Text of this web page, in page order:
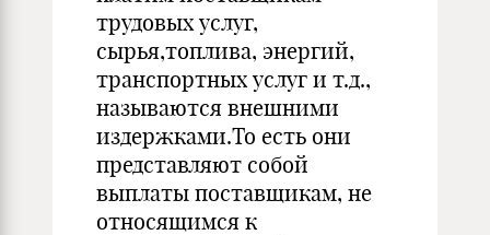
трудовых услуг,
сырья,топлива, энергий,
транспортных услуг и т.д.,
называются внешними
издержками.То есть они
представляют собой
выплаты поставщикам, не
относящимся к